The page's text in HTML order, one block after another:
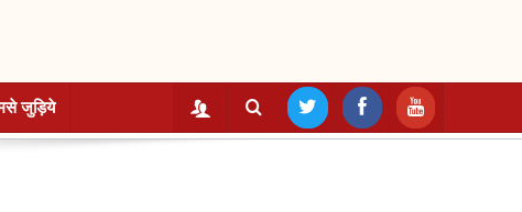
जुड़िये